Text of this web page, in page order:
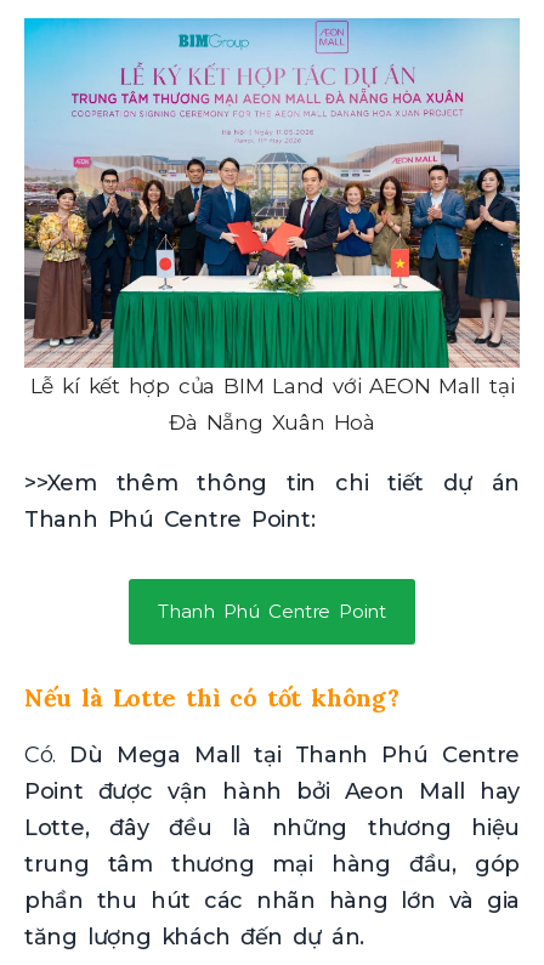
Lễ kí kết hợp của BIM Land với AEON Mall tại
Đà Nẵng Xuân Hoà
>>Xem thêm thông tin chi tiết dự án
Thanh Phú Centre Point:
Thanh Phú Centre Point
Nếu là Lotte thì có tốt không?
Có. Dù Mega Mall tại Thanh Phú Centre
Point được vận hành bởi Aeon Mall hay
Lotte, đây đều là những thương hiệu
trung tâm thương mại hàng đầu, góp
phần thu hút các nhãn hàng lớn và gia
tăng lượng khách đến dự án.